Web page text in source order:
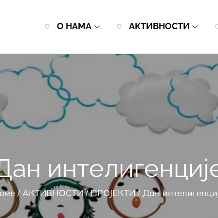
О НАМА АКТИВНОСТИ
АКТИВНОСТИ ПРОЈЕКТИ Дан